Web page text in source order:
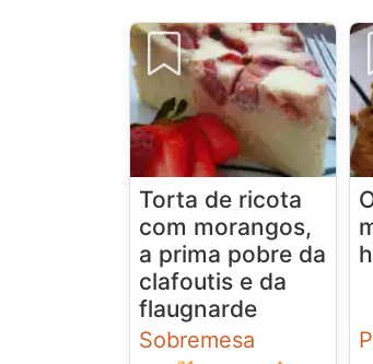
Torta de ricota
com morangos,
a prima pobre da
clafoutis e da
flaugnarde
Sobremesa